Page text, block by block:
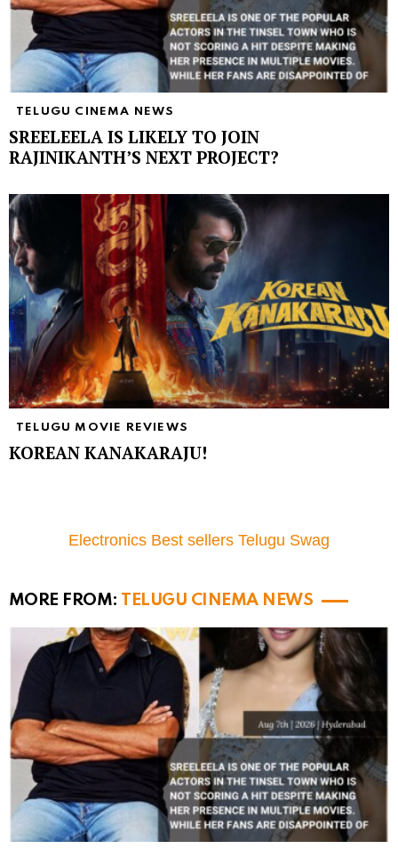
TELUGU CINEMA NEWS
SREELEELA IS LIKELY TO JOIN
RAJINIKANTH’S NEXT PROJECT?
TELUGU MOVIE REVIEWS
KOREAN KANAKARAJU!
Electronics Best sellers Telugu Swag
MORE FROM: TELUGU CINEMA NEWS